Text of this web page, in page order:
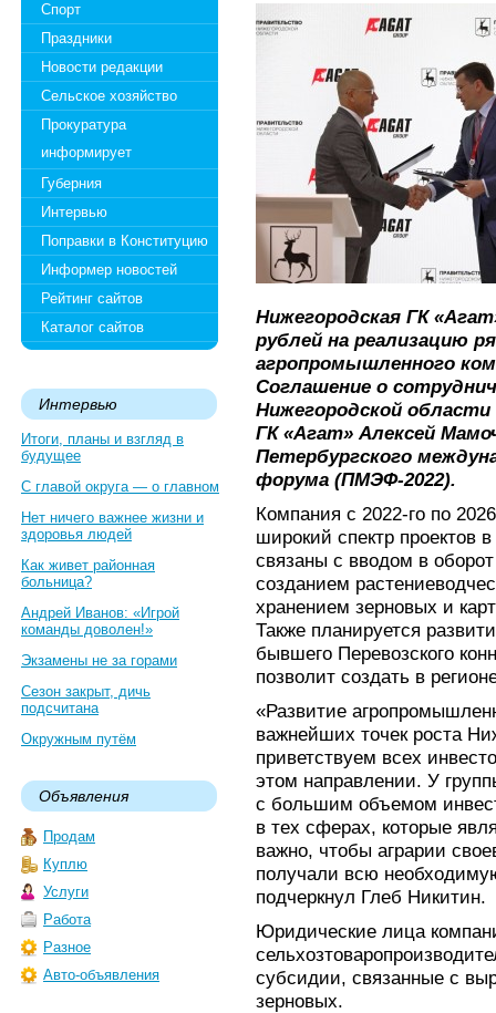
Спорт
Праздники
Новости редакции
Сельское хозяйство
Прокуратура
информирует
Губерния
Интервью
Поправки в Конституцию
Информер новостей
Рейтинг сайтов
Каталог сайтов
Интервью
Итоги, планы и взгляд в
будущее
С главой округа — о главном
Нет ничего важнее жизни и
здоровья людей
Как живет районная
больница?
Андрей Иванов: «Игрой
команды доволен!»
Экзамены не за горами
Сезон закрыт, дичь
подсчитана
Окружным путём
Объявления
Продам
Куплю
Услуги
Работа
Разное
Авто-объявления
Нижегородская ГК
рублей на реализацию
агропромышленного
Соглашение о
Нижегородской
ГК «Агат» Алексей
Петербургского
форума (ПМЭФ-2022).
Компания с 2022-го по
широкий спектр проектов
связаны с вводом в
созданием
хранением зерновых и
Также планируется
бывшего Перевозского
позволит создать в
«Развитие
важнейших точек роста
приветствуем всех
этом направлении. У
с большим объемом
в тех сферах, которые
важно, чтобы аграрии
получали всю
подчеркнул Глеб Никитин.
Юридические лица
субсидии, связанные с
зерновых.